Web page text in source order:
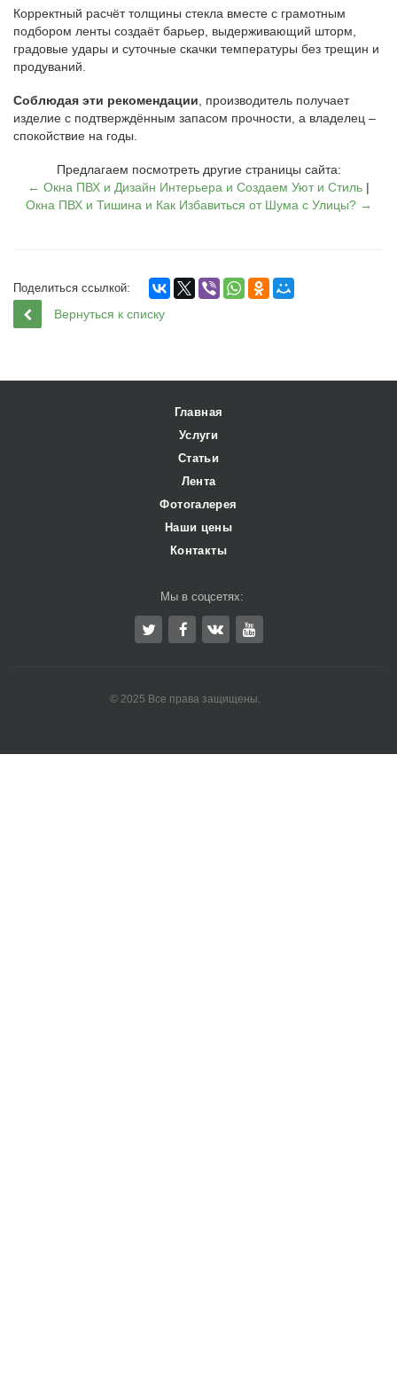
Корректный расчёт толщины стекла вместе с грамотным
подбором ленты создаёт барьер, выдерживающий шторм,
градовые удары и суточные скачки температуры без трещин и
продуваний.
Соблюдая эти рекомендации, производитель получает
изделие с подтверждённым запасом прочности, а владелец –
спокойствие на годы.
Предлагаем посмотреть другие страницы сайта:
← Окна ПВХ и Дизайн Интерьера и Создаем Уют и Стиль |
Окна ПВХ и Тишина и Как Избавиться от Шума с Улицы? →
Поделиться ссылкой:
Вернуться к списку
Главная
Услуги
Статьи
Лента
Фотогалерея
Наши цены
Контакты
Мы в соцсетях:
© 2025 Все права защищены.